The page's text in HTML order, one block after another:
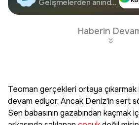
Google'da Takip
Edin
Gelişmelerden anında
Haberin
Teoman gerçekleri ortaya
devam ediyor. Ancak Deniz'in sert
Sen babasının gazabından kaçmak